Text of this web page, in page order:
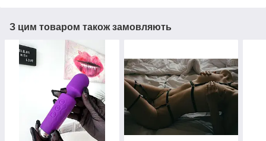
З цим товаром також замовляють